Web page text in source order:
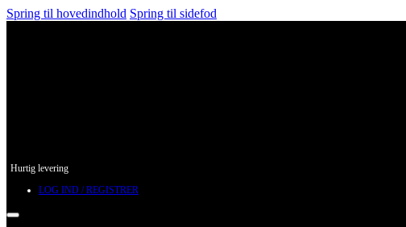
Spring til hovedindhold Spring til sidefod
Hurtig levering
LOG IND / REGISTRER